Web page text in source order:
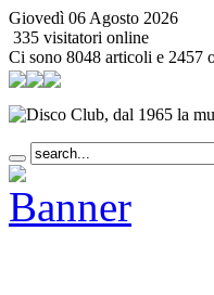
Giovedì 06 Agosto 2026
335 visitatori online
Ci sono 8048 articoli e 2457